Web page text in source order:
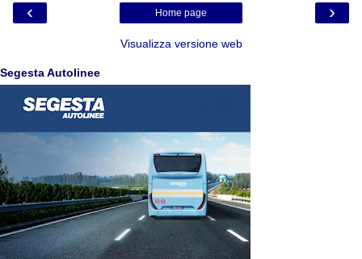
‹ ›
Home page
Visualizza versione web
Segesta Autolinee